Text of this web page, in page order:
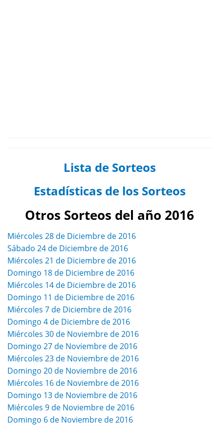
Lista de Sorteos
Estadísticas de los Sorteos
Otros Sorteos del año 2016
Miércoles 28 de Diciembre de 2016
Sábado 24 de Diciembre de 2016
Miércoles 21 de Diciembre de 2016
Domingo 18 de Diciembre de 2016
Miércoles 14 de Diciembre de 2016
Domingo 11 de Diciembre de 2016
Miércoles 7 de Diciembre de 2016
Domingo 4 de Diciembre de 2016
Miércoles 30 de Noviembre de 2016
Domingo 27 de Noviembre de 2016
Miércoles 23 de Noviembre de 2016
Domingo 20 de Noviembre de 2016
Miércoles 16 de Noviembre de 2016
Domingo 13 de Noviembre de 2016
Miércoles 9 de Noviembre de 2016
Domingo 6 de Noviembre de 2016